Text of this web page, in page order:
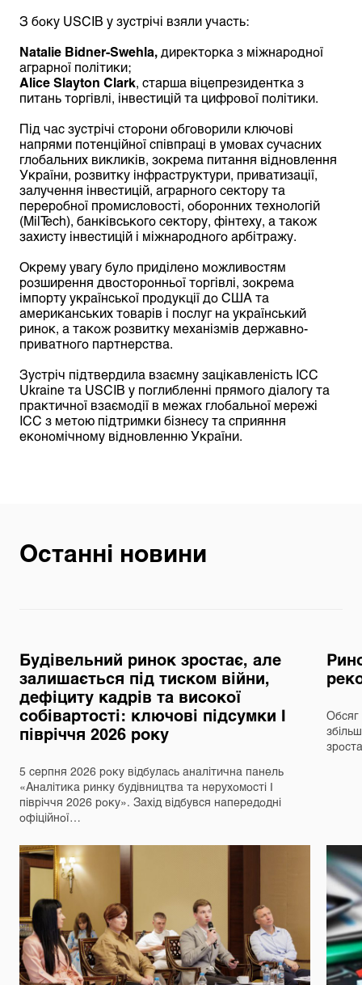
З боку USCIB у зустрічі взяли участь:
Natalie Bidner-Swehla, директорка з міжнародної
аграрної політики;
Alice Slayton Clark, старша віцепрезидентка з
питань торгівлі, інвестицій та цифрової політики.
Під час зустрічі сторони обговорили ключові
напрями потенційної співпраці в умовах сучасних
глобальних викликів, зокрема питання відновлення
України, розвитку інфраструктури, приватизації,
залучення інвестицій, аграрного сектору та
переробної промисловості, оборонних технологій
(MilTech), банківського сектору, фінтеху, а також
захисту інвестицій і міжнародного арбітражу.
Окрему увагу було приділено можливостям
розширення двосторонньої торгівлі, зокрема
імпорту української продукції до США та
американських товарів і послуг на український
ринок, а також розвитку механізмів державно-
приватного партнерства.
Зустріч підтвердила взаємну зацікавленість ICC
Ukraine та USCIB у поглибленні прямого діалогу та
практичної взаємодії в межах глобальної мережі
ICC з метою підтримки бізнесу та сприяння
економічному відновленню України.
Останні новини
Будівельний ринок зростає, але
залишається під тиском війни,
дефіциту кадрів та високої
собівартості: ключові підсумки І
півріччя 2026 року
5 серпня 2026 року відбулась аналітична панель
«Аналітика ринку будівництва та нерухомості І
півріччя 2026 року». Захід відбувся напередодні
офіційної…
Обсяг